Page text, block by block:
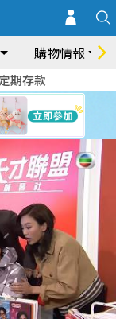
購物情報
定期存款